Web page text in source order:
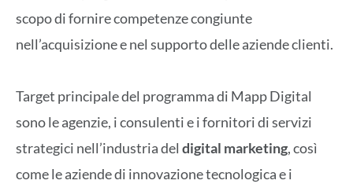
scopo di fornire competenze congiunte
nell’acquisizione e nel supporto delle aziende clienti.
Target principale del programma di Mapp Digital
sono le agenzie, i consulenti e i fornitori di servizi
strategici nell’industria del digital marketing, così
come le aziende di innovazione tecnologica e i